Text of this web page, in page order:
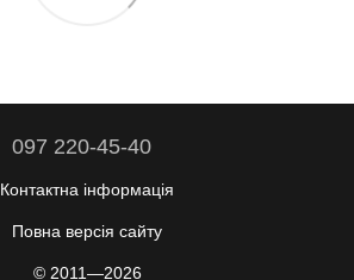
097 220-45-40
Контактна інформація
Повна версія сайту
© 2011—2026